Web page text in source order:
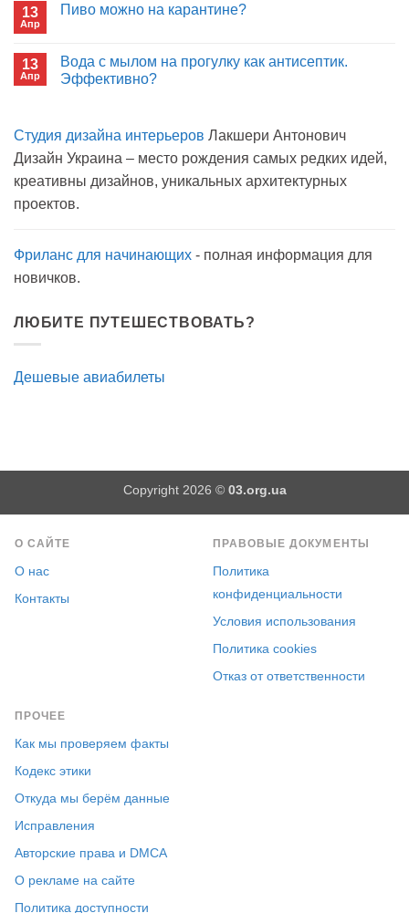
в
Сон
13
Апр
Пиво можно на карантине?
Пиво
можно
13
Апр
Вода с мылом на прогулку как антисептик.
Эффективно?
Вода
мылом
прогулку
антисептик.
Студия дизайна интерьеров Лакшери Антонович
Дизайн Украина – место рождения самых редких идей,
креативны дизайнов, уникальных архитектурных
проектов.
Фриланс для начинающих - полная информация для
новичков.
ЛЮБИТЕ ПУТЕШЕСТВОВАТЬ?
Дешевые авиабилеты
Copyright 2026 © 03.org.ua
О САЙТЕ
О нас
Контакты
ПРАВОВЫЕ ДОКУМЕНТЫ
Политика
конфиденциальности
Условия использования
Политика cookies
Отказ от ответственности
ПРОЧЕЕ
Как мы проверяем факты
Кодекс этики
Откуда мы берём данные
Исправления
Авторские права и DMCA
О рекламе на сайте
Политика доступности